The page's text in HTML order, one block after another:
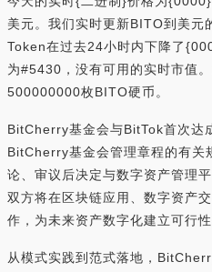
美元。我们实时更新BITO到美
Token在过去24小时内下降了
为#5430，没有可用的实时市值
500000000枚BITO硬币。
BitCherry基金会与BitTok首次达
BitCherry基金会管理章程的有
论、审议后决定与数字资产管理
双方将在区块链应用、数字资产
作，为未来资产数字化建立可行性
从模式实践到范式落地，